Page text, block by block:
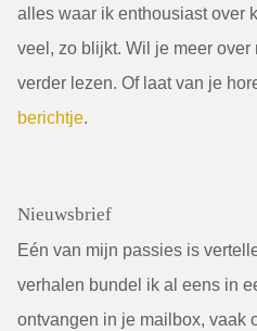
alles waar ik enthousiast over
veel, zo blijkt. Wil je meer
verder lezen. Of laat van je
berichtje.
Nieuwsbrief
Eén van mijn passies is
verhalen bundel ik al eens in
ontvangen in je mailbox, vaak